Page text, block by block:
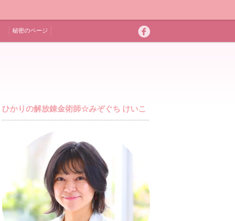
秘密のページ
ひかりの解放錬金術師☆みぞぐち けいこ